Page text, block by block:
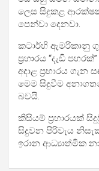
ලෙස සිදුකළ ආරක්ෂක
පෙන්වා දෙනවා.
කටාර්හි ඇමරිකානු
ප්‍රහාරය “දැඩි
අදාළ ප්‍රහාරය
මෙම සිදුවීම
බවයි.
කිසියම් ප්‍රහාරයක්
සිදුවන පිරිවැය
ඉරාන ආධ්‍යාත්මික